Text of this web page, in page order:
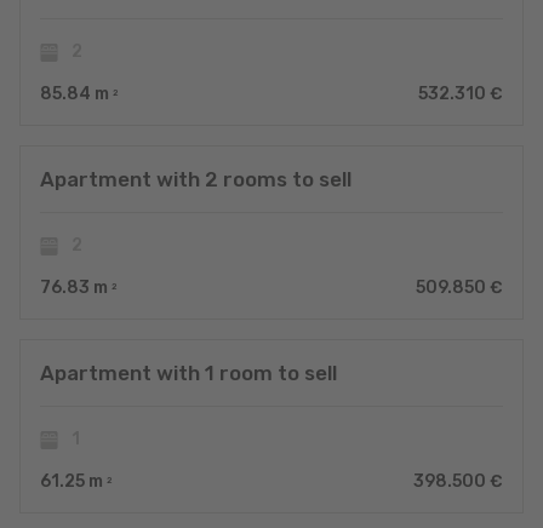
85.84 m 2 532.310 €
Apartment with 2 rooms to sell
76.83 m 2 509.850 €
Apartment with 1 room to sell
61.25 m 2 398.500 €